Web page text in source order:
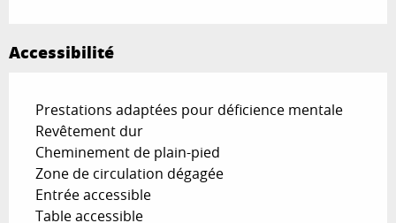
Accessibilité
Prestations adaptées pour déficience mentale
Revêtement dur
Cheminement de plain-pied
Zone de circulation dégagée
Entrée accessible
Table accessible